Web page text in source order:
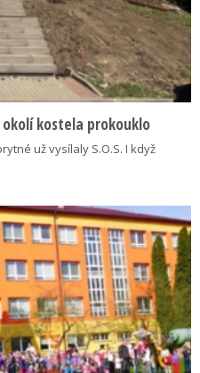
kostela prokouklo
už vysílaly S.O.S. I když